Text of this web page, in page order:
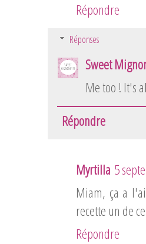
Répondre
Réponses
Sweet
Me too ! It's
Répondre
Myrtilla 5
Miam, ça a
recette un de
Répondre